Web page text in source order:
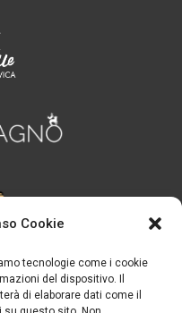
Cookie
tecnologie come i cookie
del dispositivo. Il
di elaborare dati come il